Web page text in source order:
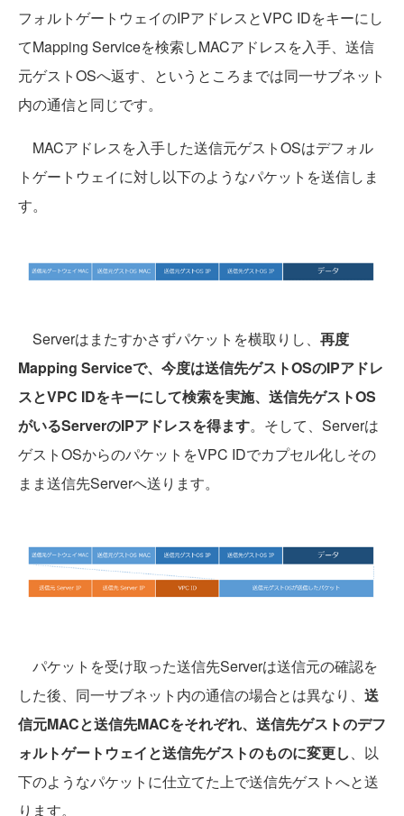
フォルトゲートウェイのIPアドレスとVPC IDをキーにし
てMapping Serviceを検索しMACアドレスを入手、送信
元ゲストOSへ返す、というところまでは同一サブネット
内の通信と同じです。
MACアドレスを入手した送信元ゲストOSはデフォル
トゲートウェイに対し以下のようなパケットを送信しま
す。
Serverはまたすかさずパケットを横取りし、 再度
Mapping Serviceで、今度は送信先ゲストOSのIPアドレ
スとVPC IDをキーにして検索を実施、送信先ゲストOS
がいるServerのIPアドレスを得ます。そして、Serverは
ゲストOSからのパケットをVPC IDでカプセル化しその
まま送信先Serverへ送ります。
パケットを受け取った送信先Serverは送信元の確認を
した後、同一サブネット内の通信の場合とは異なり、 送
信元MACと送信先MACをそれぞれ、送信先ゲストのデフ
ォルトゲートウェイと送信先ゲストのものに変更し、以
下のようなパケットに仕立てた上で送信先ゲストへと送
ります。